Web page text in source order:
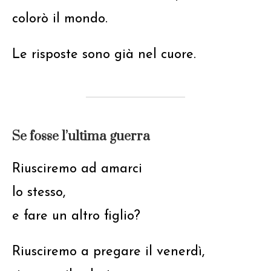
colorò il mondo.
Le risposte sono già nel cuore.
Se fosse l’ultima guerra
Riusciremo ad amarci
lo stesso,
e fare un altro figlio?
Riusciremo a pregare il venerdì,